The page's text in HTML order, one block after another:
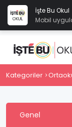
İşte Bu Okul
Mobil
Kategoriler
Genel